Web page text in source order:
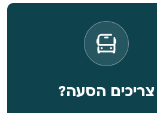
צריכים הסעה?